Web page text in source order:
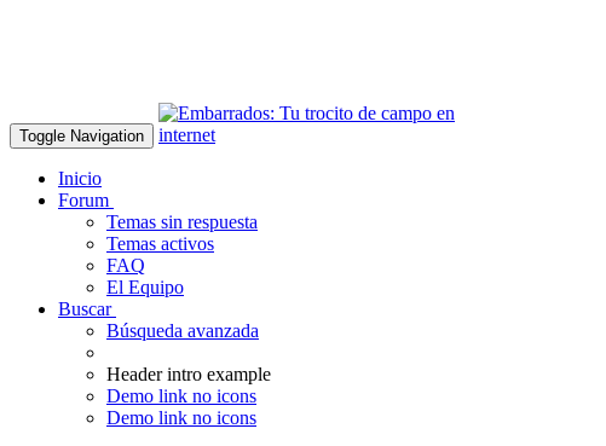
Toggle Navigation
Inicio
Forum
Temas sin respuesta
Temas activos
FAQ
El Equipo
Buscar
Búsqueda avanzada
Header intro example
Demo link no icons
Demo link no icons